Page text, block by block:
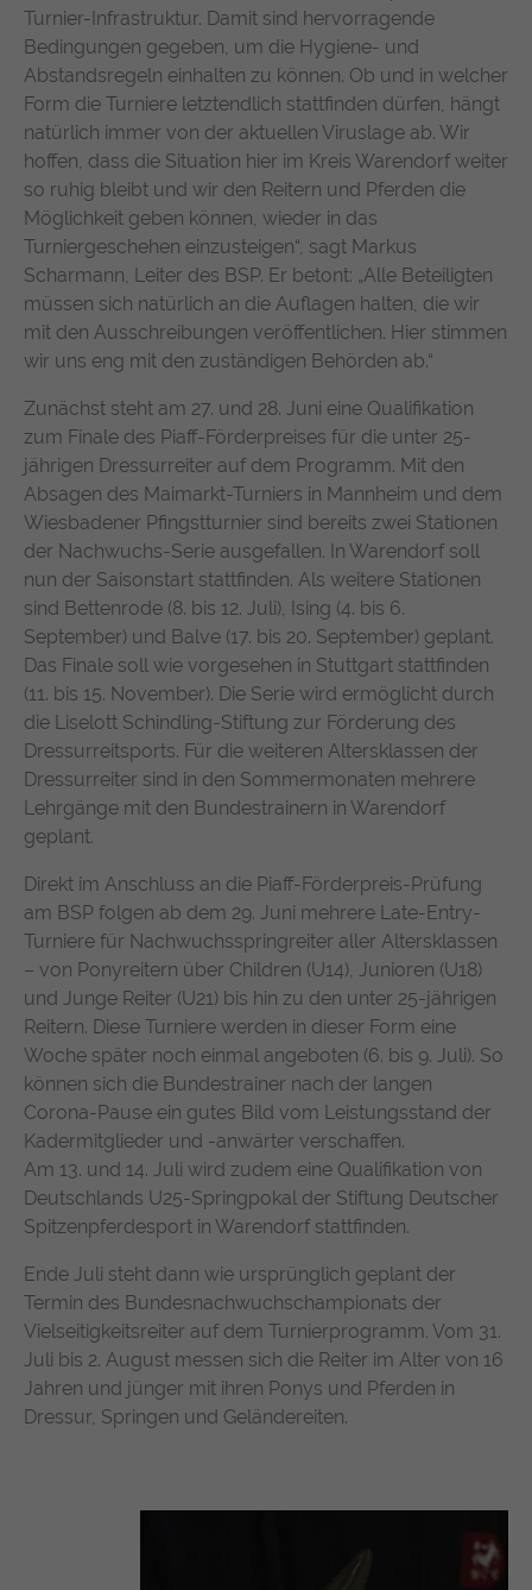
Turnier-Infrastruktur. Damit sind hervorragende
Bedingungen gegeben, um die Hygiene- und
Abstandsregeln einhalten zu können. Ob und in welcher
Form die Turniere letztendlich stattfinden dürfen, hängt
natürlich immer von der aktuellen Viruslage ab. Wir
hoffen, dass die Situation hier im Kreis Warendorf weiter
so ruhig bleibt und wir den Reitern und Pferden die
Möglichkeit geben können, wieder in das
Turniergeschehen einzusteigen“, sagt Markus
Scharmann, Leiter des BSP. Er betont: „Alle Beteiligten
müssen sich natürlich an die Auflagen halten, die wir
mit den Ausschreibungen veröffentlichen. Hier stimmen
wir uns eng mit den zuständigen Behörden ab.“
Zunächst steht am 27. und 28. Juni eine Qualifikation
zum Finale des Piaff-Förderpreises für die unter 25-
jährigen Dressurreiter auf dem Programm. Mit den
Absagen des Maimarkt-Turniers in Mannheim und dem
Wiesbadener Pfingstturnier sind bereits zwei Stationen
der Nachwuchs-Serie ausgefallen. In Warendorf soll
nun der Saisonstart stattfinden. Als weitere Stationen
sind Bettenrode (8. bis 12. Juli), Ising (4. bis 6.
September) und Balve (17. bis 20. September) geplant.
Das Finale soll wie vorgesehen in Stuttgart stattfinden
(11. bis 15. November). Die Serie wird ermöglicht durch
die Liselott Schindling-Stiftung zur Förderung des
Dressurreitsports. Für die weiteren Altersklassen der
Dressurreiter sind in den Sommermonaten mehrere
Lehrgänge mit den Bundestrainern in Warendorf
geplant.
Direkt im Anschluss an die Piaff-Förderpreis-Prüfung
am BSP folgen ab dem 29. Juni mehrere Late-Entry-
Turniere für Nachwuchsspringreiter aller Altersklassen
– von Ponyreitern über Children (U14), Junioren (U18)
und Junge Reiter (U21) bis hin zu den unter 25-jährigen
Reitern. Diese Turniere werden in dieser Form eine
Woche später noch einmal angeboten (6. bis 9. Juli). So
können sich die Bundestrainer nach der langen
Corona-Pause ein gutes Bild vom Leistungsstand der
Kadermitglieder und -anwärter verschaffen.
Am 13. und 14. Juli wird zudem eine Qualifikation von
Deutschlands U25-Springpokal der Stiftung Deutscher
Spitzenpferdesport in Warendorf stattfinden.
Ende Juli steht dann wie ursprünglich geplant der
Termin des Bundesnachwuchschampionats der
Vielseitigkeitsreiter auf dem Turnierprogramm. Vom 31.
Juli bis 2. August messen sich die Reiter im Alter von 16
Jahren und jünger mit ihren Ponys und Pferden in
Dressur, Springen und Geländereiten.
Laufzeit 1 Jahr
Enthält die gewählten Tracking-Optin-
Einstellungen.
Zweck
durchschnittliche Verweildauer auf der
Website und welche Seiten gelesen
wurden.
Name _pk_ses, _pk_cvar, _pk_hsr
Anbieter Matomo
Laufzeit 30 Minuten
Zweck
Wird von Matomo Analytics Platform
genutzt, um Seitenabrufe des Besuchers
während der Sitzung nachzuverfolgen.
suchen. Ihre Interaktionen werden anonymisiert, um Ihre
Privatsphäre zu schützen und gleichzeitig den Service zu
verbessern.
Name chatbase_anon_id
Anbieter Chatbase (https://www.chatbase.co)
Laufzeit Session
Zweck
Der Cookie unterstützt die Funktionalität
des Chatbots, indem er anonymisierte
Daten erfasst, um Ihre Erfahrung zu
verbessern und den Service für alle
Nutzer optimal zu gestalten.
Cookie-Informationen anzeigen
Externe Inhalte
Bestimmte Funktionen dienen dazu, Inhalte oder Angebote
(z.B. Videos, Karten), die auf anderen Webseiten (YouTube,
Google Maps) veröffentlicht sind, auch auf unserer
Webseite anzuzeigen und wiederzugeben.
Name YouTube
Google Ireland Limited, Gordon House,
Barrow Street, Dublin 4, Ireland
Laufzeit 1 Jahr
Zweck
Wird verwendet, um YouTube-Inhalte zu
entsperren.
https://policies.google.com/privacy
Cookie-Informationen anzeigen